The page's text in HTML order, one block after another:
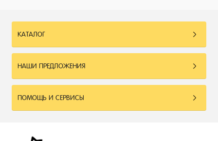
КАТАЛОГ
НАШИ ПРЕДЛОЖЕНИЯ
ПОМОЩЬ И СЕРВИСЫ